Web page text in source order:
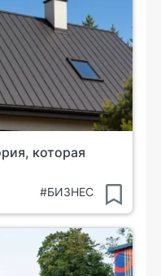
которая
#БИЗНЕС